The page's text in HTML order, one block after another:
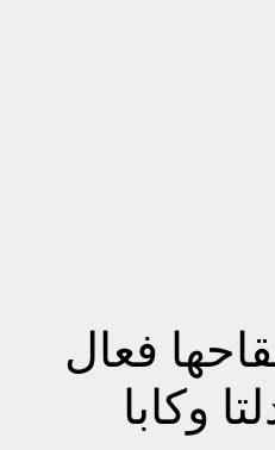
فعال
وكابا